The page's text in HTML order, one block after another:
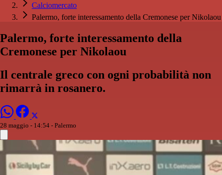
Calciomercato
Palermo, forte interessamento della Cremonese per Nikolaou
Palermo, forte interessamento della
Cremonese per Nikolaou
Il centrale greco con ogni probabilità non
rimarrà in rosanero.
28 maggio - 14:54 - Palermo